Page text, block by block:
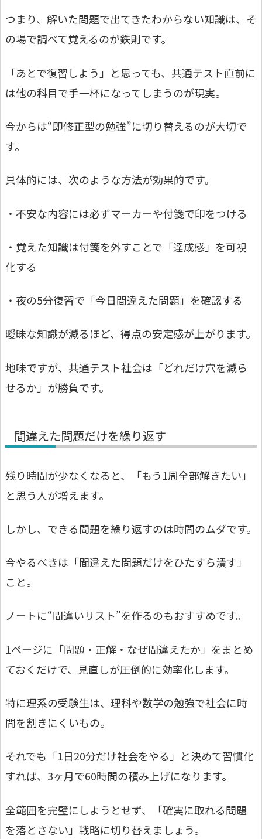
つまり、解いた問題で出てきたわからない知識は、そ
の場で調べて覚えるのが鉄則です。
「あとで復習しよう」と思っても、共通テスト直前に
は他の科目で手一杯になってしまうのが現実。
今からは“即修正型の勉強”に切り替えるのが大切で
す。
具体的には、次のような方法が効果的です。
・不安な内容には必ずマーカーや付箋で印をつける
・覚えた知識は付箋を外すことで「達成感」を可視
化する
・夜の5分復習で「今日間違えた問題」を確認する
曖昧な知識が減るほど、得点の安定感が上がります。
地味ですが、共通テスト社会は「どれだけ穴を減ら
せるか」が勝負です。
間違えた問題だけを繰り返す
残り時間が少なくなると、「もう1周全部解きたい」
と思う人が増えます。
しかし、できる問題を繰り返すのは時間のムダです。
今やるべきは「間違えた問題だけをひたすら潰す」
こと。
ノートに“間違いリスト”を作るのもおすすめです。
1ページに「問題・正解・なぜ間違えたか」をまとめ
ておくだけで、見直しが圧倒的に効率化します。
特に理系の受験生は、理科や数学の勉強で社会に時
間を割きにくいもの。
それでも「1日20分だけ社会をやる」と決めて習慣化
すれば、3ヶ月で60時間の積み上げになります。
全範囲を完璧にしようとせず、「確実に取れる問題
を落とさない」戦略に切り替えましょう。